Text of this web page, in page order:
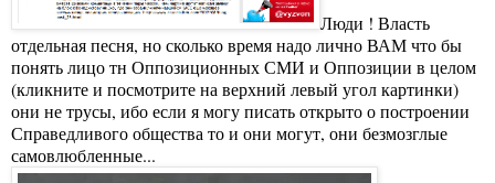
Люди ! Власть
отдельная песня, но сколько время надо лично ВАМ что бы
понять лицо тн Оппозиционных СМИ и Оппозиции в целом
(кликните и посмотрите на верхний левый угол картинки)
они не трусы, ибо если я могу писать открыто о построении
Справедливого общества то и они могут, они безмозглые
самовлюбленные...